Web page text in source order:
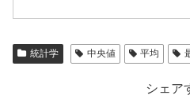
統計学 中央値 平均
シェア